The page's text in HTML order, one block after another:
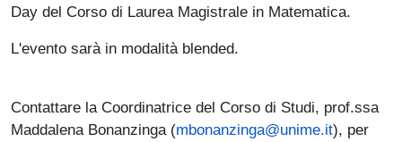
Day del Corso di Laurea Magistrale in Matematica.
L'evento sarà in modalità blended.
Contattare la Coordinatrice del Corso di Studi, prof.ssa
Maddalena Bonanzinga (mbonanzinga@unime.it), per